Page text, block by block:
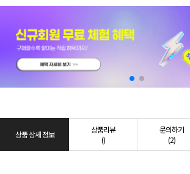
상품 상세 정보
상품리뷰
()
문의하기
(2)